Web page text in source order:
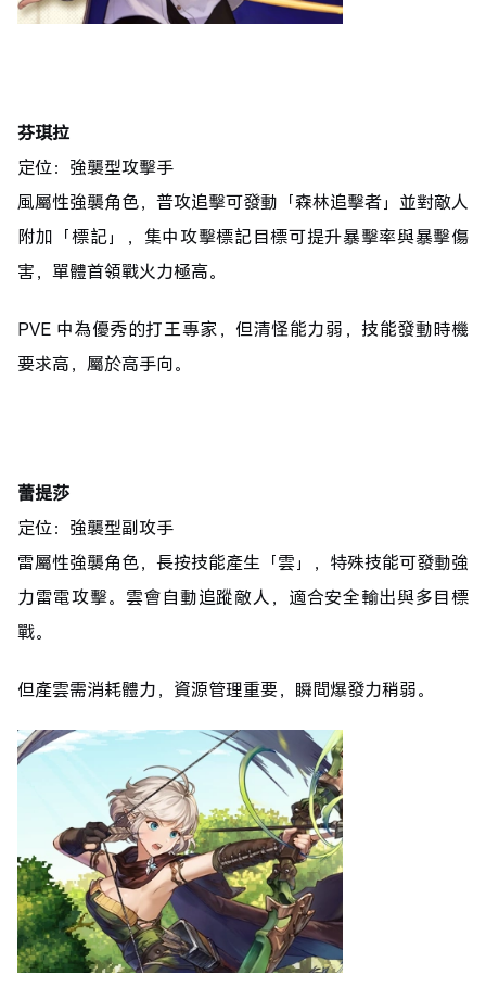
芬琪拉
定位：強襲型攻擊手
風屬性強襲角色，普攻追擊可發動「森林追擊者」並對敵人
附加「標記」，集中攻擊標記目標可提升暴擊率與暴擊傷
害，單體首領戰火力極高。
PVE 中為優秀的打王專家，但清怪能力弱，技能發動時機
要求高，屬於高手向。
蕾提莎
定位：強襲型副攻手
雷屬性強襲角色，長按技能產生「雲」，特殊技能可發動強
力雷電攻擊。雲會自動追蹤敵人，適合安全輸出與多目標
戰。
但產雲需消耗體力，資源管理重要，瞬間爆發力稍弱。